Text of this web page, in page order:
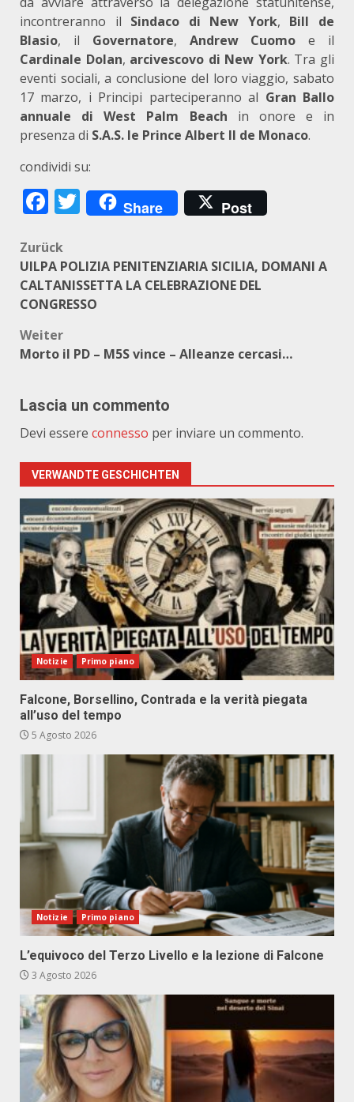
incontreranno il Sindaco di New York, Bill de
Blasio, il Governatore, Andrew Cuomo e il
Cardinale Dolan, arcivescovo di New York. Tra gli
eventi sociali, a conclusione del loro viaggio, sabato
17 marzo, i Principi parteciperanno al Gran Ballo
annuale di West Palm Beach in onore e in
presenza di S.A.S. le Prince Albert II de Monaco.
condividi su:
Facebook
Twitter
Share Post
Beitragsnavigation
Zurück
UILPA POLIZIA PENITENZIARIA SICILIA, DOMANI A
CALTANISSETTA LA CELEBRAZIONE DEL
CONGRESSO
Weiter
Morto il PD – M5S vince – Alleanze cercasi…
Lascia un commento
Devi essere connesso per inviare un commento.
VERWANDTE GESCHICHTEN
Notizie Primo piano
Falcone, Borsellino, Contrada e la verità piegata
all’uso del tempo
5 Agosto 2026
Notizie Primo piano
L’equivoco del Terzo Livello e la lezione di Falcone
3 Agosto 2026